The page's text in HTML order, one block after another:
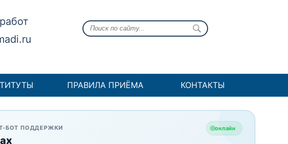
ПРАВИЛА ПРИЁМА КОНТАКТЫ
онлайн
БОТ ПОДДЕРЖКИ